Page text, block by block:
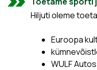
Hiljuti oleme
Euroopa
WULF